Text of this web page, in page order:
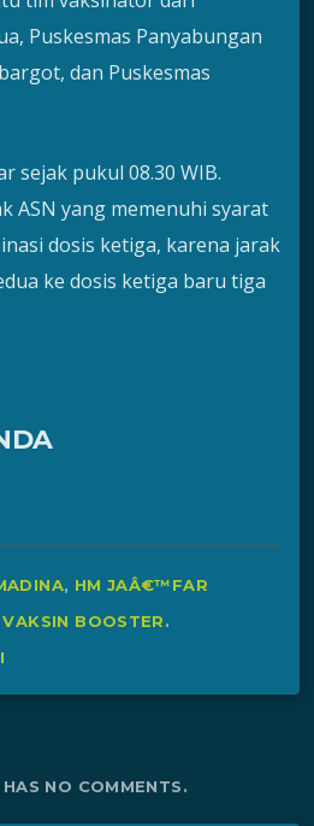
Puskesmas Panyabungan
dan Puskesmas
sejak pukul 08.30 WIB.
ASN yang memenuhi syarat
dosis ketiga, karena jarak
ke dosis ketiga baru tiga
, HM JAÂ€™FAR
VAKSIN BOOSTER.
NO COMMENTS.